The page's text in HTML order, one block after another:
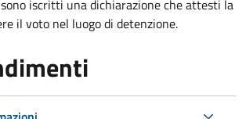
iscritti una dichiarazione che attesti la
il voto nel luogo di detenzione.